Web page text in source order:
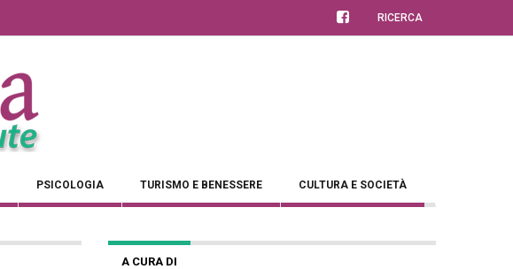
RICERCA
PSICOLOGIA TURISMO E BENESSERE CULTURA E SOCIETÀ
A CURA DI